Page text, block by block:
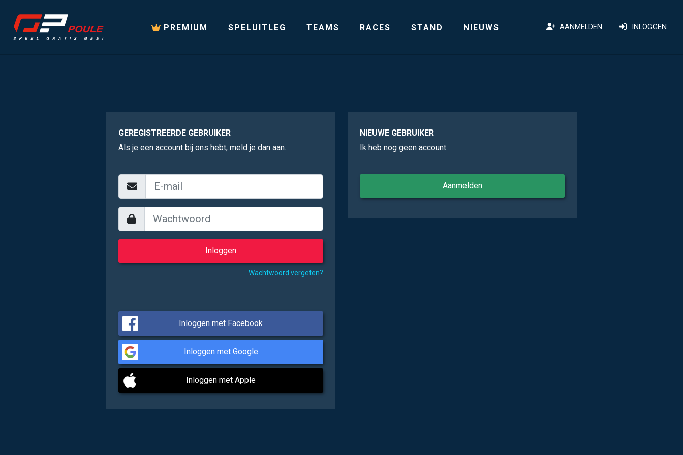
PREMIUM SPELUITLEG TEAMS RACES STAND NIEUWS AANMELDEN INLOGGEN
GEREGISTREERDE GEBRUIKER
Als je een account bij ons hebt, meld je dan aan.
Wachtwoord vergeten?
Inloggen met Facebook
Inloggen met Google
Inloggen met Apple
NIEUWE GEBRUIKER
Ik heb nog geen account
Aanmelden